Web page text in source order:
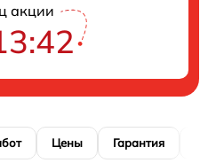
акции
Цены Гарантия